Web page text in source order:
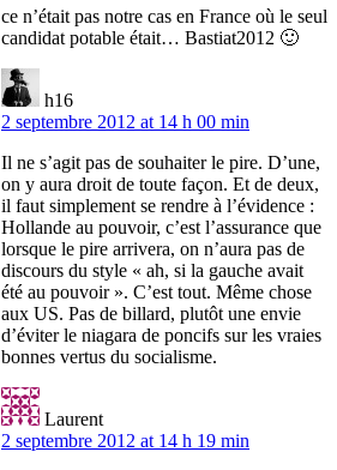
ce n’était pas notre cas en France où le seul
candidat potable était… Bastiat2012 🙂
h16
2 septembre 2012 at 14 h 00 min
Il ne s’agit pas de souhaiter le pire. D’une,
on y aura droit de toute façon. Et de deux,
il faut simplement se rendre à l’évidence :
Hollande au pouvoir, c’est l’assurance que
lorsque le pire arrivera, on n’aura pas de
discours du style « ah, si la gauche avait
été au pouvoir ». C’est tout. Même chose
aux US. Pas de billard, plutôt une envie
d’éviter le niagara de poncifs sur les vraies
bonnes vertus du socialisme.
Laurent
2 septembre 2012 at 14 h 19 min